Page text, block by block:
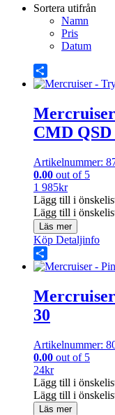
Sortera utifrån
Namn
Pris
Datum
Share
CMD QSD
Artikelnummer:
0.00 out of 5
1 985kr
Lägg till i
Lägg till i
Läs mer
Köp Detaljinfo
Share
30
Artikelnummer:
0.00 out of 5
24kr
Lägg till i
Lägg till i
Läs mer